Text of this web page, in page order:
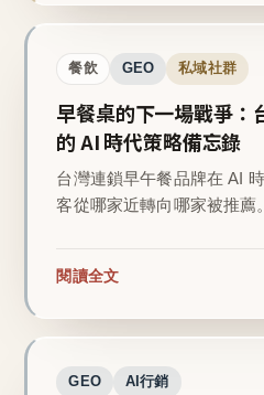
餐飲 GEO 私域社群
早餐桌的下一場戰爭：
的 AI 時代策略備忘錄
台灣連鎖早午餐品牌在 AI
客從哪家近轉向哪家被推薦。
閱讀全文
GEO AI行銷